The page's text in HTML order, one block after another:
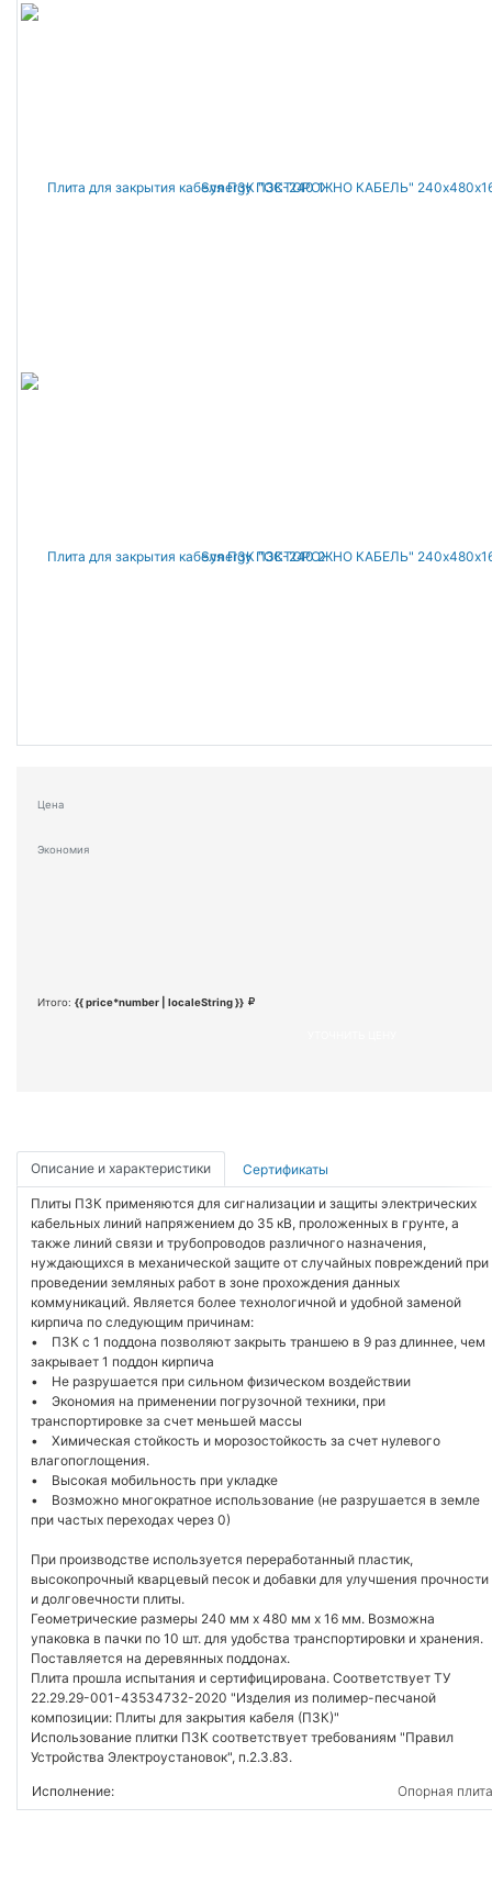
Цена
Экономия
Итого: {{ price*number | localeString }}
Описание и характеристики Сертификаты
Плиты ПЗК применяются для сигнализации и защиты электрических
кабельных линий напряжением до 35 кВ, проложенных в грунте, а
также линий связи и трубопроводов различного назначения,
нуждающихся в механической защите от случайных повреждений при
проведении земляных работ в зоне прохождения данных
коммуникаций. Является более технологичной и удобной заменой
кирпича по следующим причинам:
• ПЗК с 1 поддона позволяют закрыть траншею в 9 раз длиннее, чем
закрывает 1 поддон кирпича
• Не разрушается при сильном физическом воздействии
• Экономия на применении погрузочной техники, при
транспортировке за счет меньшей массы
• Химическая стойкость и морозостойкость за счет нулевого
влагопоглощения.
• Высокая мобильность при укладке
• Возможно многократное использование (не разрушается в земле
при частых переходах через 0)
При производстве используется переработанный пластик,
высокопрочный кварцевый песок и добавки для улучшения прочности
и долговечности плиты.
Геометрические размеры 240 мм х 480 мм х 16 мм. Возможна
упаковка в пачки по 10 шт. для удобства транспортировки и хранения.
Поставляется на деревянных поддонах.
Плита прошла испытания и сертифицирована. Соответствует ТУ
22.29.29-001-43534732-2020 "Изделия из полимер-песчаной
композиции: Плиты для закрытия кабеля (ПЗК)"
Использование плитки ПЗК соответствует требованиям "Правил
Устройства Электроустановок", п.2.3.83.
Исполнение: Опорная плита